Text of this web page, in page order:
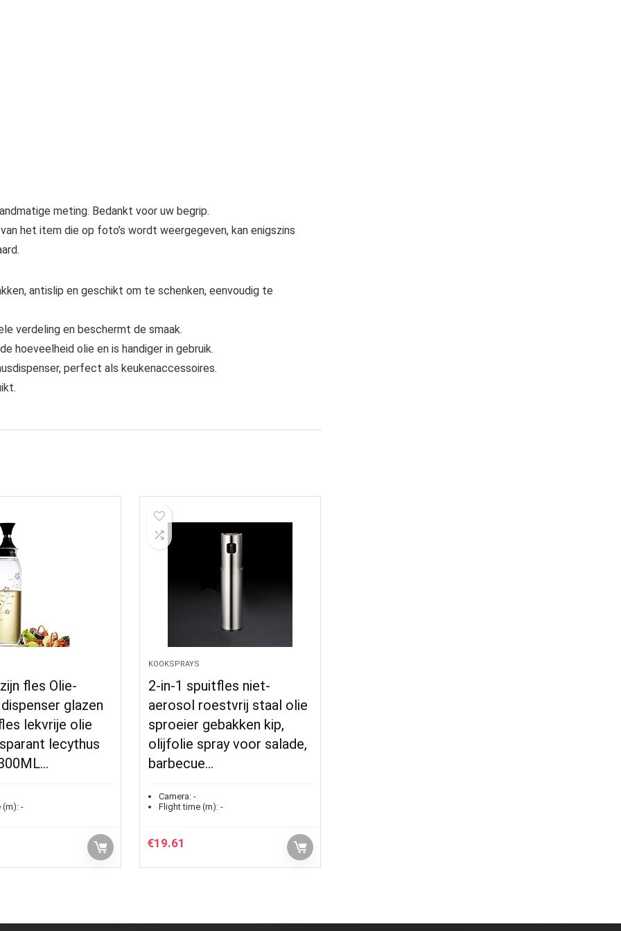
meting. Bedankt voor uw begrip.
het item die op foto’s wordt weergegeven, kan enigszins
antislip en geschikt om te schenken, eenvoudig te
verdeling en beschermt de smaak.
hoeveelheid olie en is handiger in gebruik.
perfect als keukenaccessoires.
fles Olie-
glazen
lekvrije olie
lecythus
(m):-
KOOKSPRAYS
2-in-1 spuitfles niet-
aerosol roestvrij staal olie
sproeier gebakken kip,
olijfolie spray voor salade,
barbecue…
Camera: -
Flight time (m): -
€19.61